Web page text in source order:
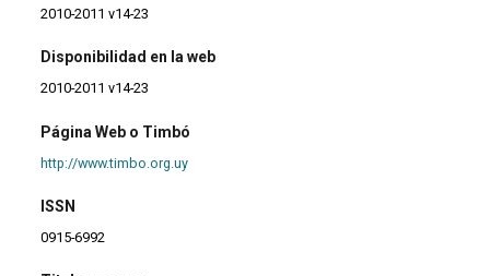
2010-2011 v14-23
Disponibilidad en la web
2010-2011 v14-23
Página Web o Timbó
http://www.timbo.org.uy
ISSN
0915-6992